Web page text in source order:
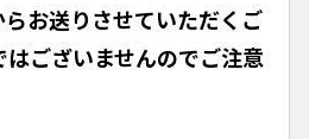
お送りさせていただくご
ございませんのでご注意